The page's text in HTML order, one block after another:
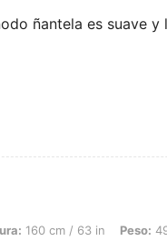
ñantela es suave y
/ 63 in, Peso: 49 kg / 108
160 cm / 63 in Peso: